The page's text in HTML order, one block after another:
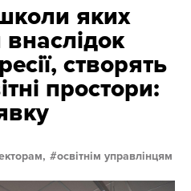
яких
створять
простори:
освітнім управлінцям